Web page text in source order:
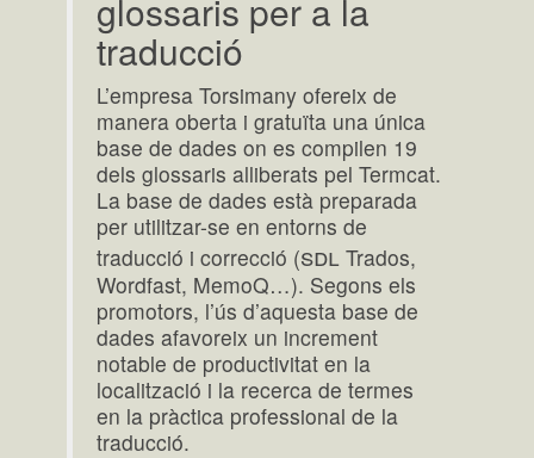
glossaris per a la
traducció
L’empresa Torsimany ofereix de
manera oberta i gratuïta una única
base de dades on es compilen 19
dels glossaris alliberats pel Termcat.
La base de dades està preparada
per utilitzar-se en entorns de
traducció i correcció (sdl Trados,
Wordfast, MemoQ…). Segons els
promotors, l’ús d’aquesta base de
dades afavoreix un increment
notable de productivitat en la
localització i la recerca de termes
en la pràctica professional de la
traducció.